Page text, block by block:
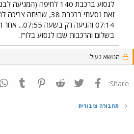
זאת נסעתי ברכבת 38,
07:14
בשלום והרכבות שבו לנסוע בלו"ז.
הנושא נעול.
Share: פייסבוק Twitter
Reddit
Pinterest
תחבורה ציבורית